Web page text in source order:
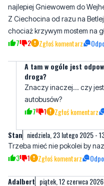
najlepiej Gniewowem do
Z Ciechocina od razu na
chociaż krzywym mostem na
7 2 Zgłoś komentarz
A tam w ogóle jest
droga?
Znaczy inaczej... czy
autobusów?
7 1 Zgłoś komentarz
Stan niedziela, 23 lutego 2025 -
Trzeba mieć nie pokolei by
3 1 Zgłoś komentarz
Adalbert piątek, 12 czerwca